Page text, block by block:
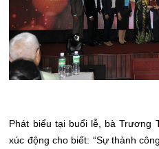
Phát biểu tại buổi lễ, bà Trương
xúc động cho biết: “Sự thành